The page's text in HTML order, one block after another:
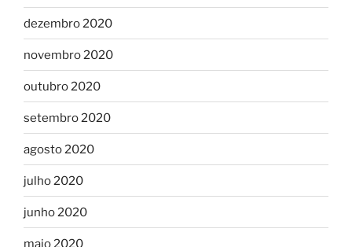
dezembro 2020
novembro 2020
outubro 2020
setembro 2020
agosto 2020
julho 2020
junho 2020
maio 2020